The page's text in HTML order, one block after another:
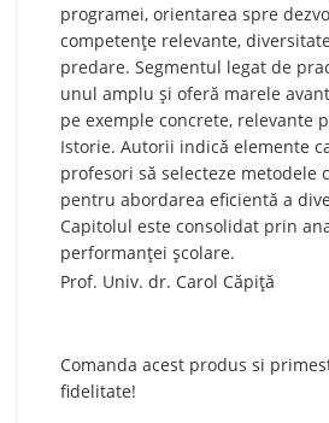
programei, orientarea spre
competențe relevante,
predare. Segmentul legat de
unul amplu și oferă marele
pe exemple concrete, relevante
Istorie. Autorii indică elemente
profesori să selecteze metodele
pentru abordarea eficientă a
Capitolul este consolidat prin
performanței școlare.
Prof. Univ. dr. Carol Căpiță
Comanda acest produs si
fidelitate!